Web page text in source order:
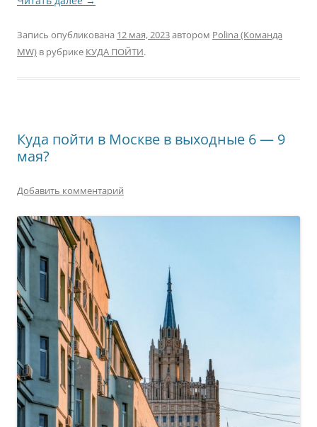
Запись опубликована 12 мая, 2023автором Polina (Команда
MW) в рубрике КУДА ПОЙТИ.
Куда пойти в Москве в выходные 6 — 9
мая?
Добавить комментарий